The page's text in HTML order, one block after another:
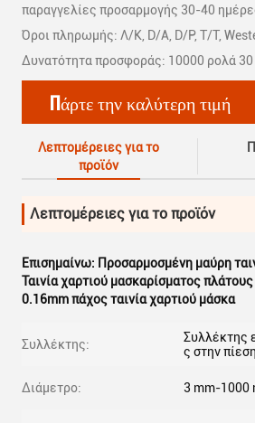
παραγγελίες προσαρμογής 30-40
Όροι πληρωμής: Λ/Κ, D/A, D/P, T/T,
Δυνατότητα προσφοράς: 10000 ρολά
Πάρτε την καλύτερη τιμή
Λεπτομέρειες για το
προϊόν
Λεπτομέρειες για το προϊόν
Επισημαίνω: Προσαρμοσμένη μαύρη
Ταινία χαρτιού μασκαρίσματος
0.16mm πάχος ταινία χαρτιού μάσκα
Συλλέκτης:
Συλλέκτης
ς στην πίεση
Διάμετρο: 3 mm-1000